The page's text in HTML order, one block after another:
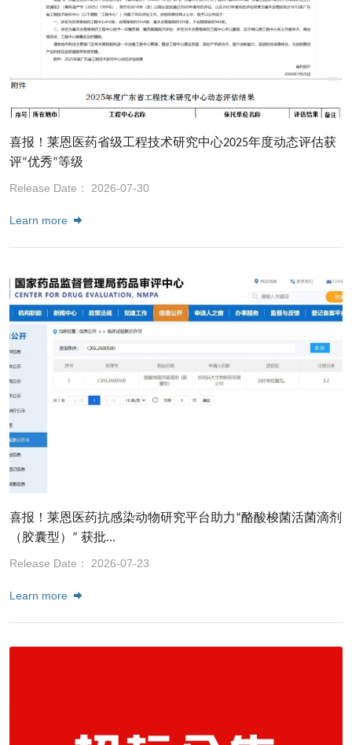
喜报！莱恩医药省级工程技术研究中心2025年度动态评估获
评“优秀”等级
Release Date： 2026-07-30
Learn more
喜报！莱恩医药抗感染动物研究平台助力“酪酸梭菌活菌滴剂
（胶囊型）” 获批...
Release Date： 2026-07-23
Learn more